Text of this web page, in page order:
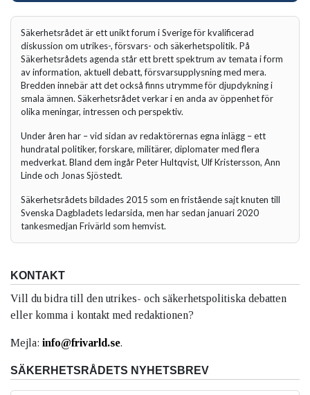
Säkerhetsrådet är ett unikt forum i Sverige för kvalificerad
diskussion om utrikes-, försvars- och säkerhetspolitik. På
Säkerhetsrådets agenda står ett brett spektrum av temata i form
av information, aktuell debatt, försvarsupplysning med mera.
Bredden innebär att det också finns utrymme för djupdykning i
smala ämnen. Säkerhetsrådet verkar i en anda av öppenhet för
olika meningar, intressen och perspektiv.
Under åren har – vid sidan av redaktörernas egna inlägg – ett
hundratal politiker, forskare, militärer, diplomater med flera
medverkat. Bland dem ingår Peter Hultqvist, Ulf Kristersson, Ann
Linde och Jonas Sjöstedt.
Säkerhetsrådets bildades 2015 som en fristående sajt knuten till
Svenska Dagbladets ledarsida, men har sedan januari 2020
tankesmedjan Frivärld som hemvist.
KONTAKT
Vill du bidra till den utrikes- och säkerhetspolitiska debatten
eller komma i kontakt med redaktionen?
Mejla: info@frivarld.se.
SÄKERHETSRÅDETS NYHETSBREV